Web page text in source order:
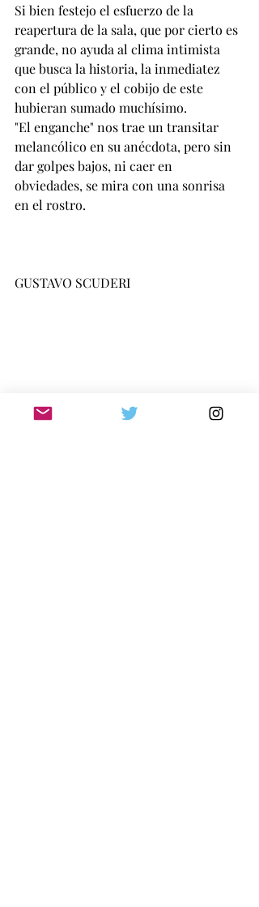
Si bien festejo el esfuerzo de la
reapertura de la sala, que por cierto es
grande, no ayuda al clima intimista
que busca la historia, la inmediatez
con el público y el cobijo de este
hubieran sumado muchísimo.
"El enganche" nos trae un transitar
melancólico en su anécdota, pero sin
dar golpes bajos, ni caer en
obviedades, se mira con una sonrisa
en el rostro.
GUSTAVO SCUDERI